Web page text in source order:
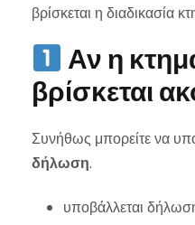
βρίσκεται η διαδικασία
Αν η
βρίσκεται
Συνήθως μπορείτε να
δήλωση.
υποβάλλεται